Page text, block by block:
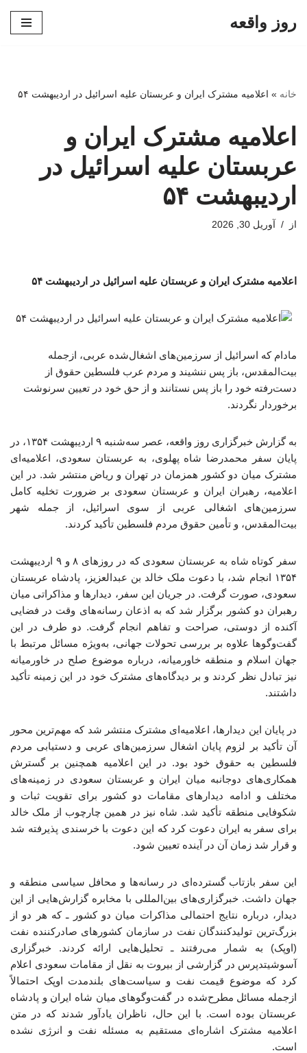
روز واقعه
خانه » اعلامیه مشترک ایران و عربستان علیه اسرائیل در اردیبهشت ۵۴
اعلامیه مشترک ایران و
عربستان علیه اسرائیل در
اردیبهشت ۵۴
از آوریل 30, 2026
اعلامیه مشترک ایران و عربستان علیه اسرائیل در اردیبهشت ۵۴
مادام که اسرائیل از سرزمین‌های اشغال‌شده عربی، ازجمله
بیت‌المقدس، باز پس ننشیند و مردم عرب فلسطین حقوق از
دست‌رفته خود را باز پس نستانند و از حق خود در تعیین سرنوشت
برخوردار نگردند.
به گزارش خبرگزاری روز واقعه، عصر سه‌شنبه ۹ اردیبهشت ۱۳۵۴، در
پایان سفر محمدرضا شاه پهلوی، به عربستان سعودی، اعلامیه‌ای
مشترک میان دو کشور همزمان در تهران و ریاض منتشر شد. در این
اعلامیه، رهبران ایران و عربستان سعودی بر ضرورت تخلیه کامل
سرزمین‌های اشغالی عربی از سوی اسرائیل، از جمله شهر
بیت‌المقدس، و تأمین حقوق مردم فلسطین تأکید کردند.
سفر کوتاه شاه به عربستان سعودی که در روزهای ۸ و ۹ اردیبهشت
۱۳۵۴ انجام شد، با دعوت ملک خالد بن عبدالعزیز، پادشاه عربستان
سعودی، صورت گرفت. در جریان این سفر، دیدارها و مذاکراتی میان
رهبران دو کشور برگزار شد که به اذعان رسانه‌های وقت در فضایی
آکنده از دوستی، صراحت و تفاهم انجام گرفت. دو طرف در این
گفت‌وگوها علاوه بر بررسی تحولات جهانی، به‌ویژه مسائل مرتبط با
جهان اسلام و منطقه خاورمیانه، درباره موضوع صلح در خاورمیانه
نیز تبادل نظر کردند و بر دیدگاه‌های مشترک خود در این زمینه تأکید
داشتند.
در پایان این دیدارها، اعلامیه‌ای مشترک منتشر شد که مهم‌ترین محور
آن تأکید بر لزوم پایان اشغال سرزمین‌های عربی و دستیابی مردم
فلسطین به حقوق خود بود. در این اعلامیه همچنین بر گسترش
همکاری‌های دوجانبه میان ایران و عربستان سعودی در زمینه‌های
مختلف و ادامه دیدارهای مقامات دو کشور برای تقویت ثبات و
شکوفایی منطقه تأکید شد. شاه نیز در همین چارچوب از ملک خالد
برای سفر به ایران دعوت کرد که این دعوت با خرسندی پذیرفته شد
و قرار شد زمان آن در آینده تعیین شود.
این سفر بازتاب گسترده‌ای در رسانه‌ها و محافل سیاسی منطقه و
جهان داشت. خبرگزاری‌های بین‌المللی با مخابره گزارش‌هایی از این
دیدار، درباره نتایج احتمالی مذاکرات میان دو کشور ـ که هر دو از
بزرگ‌ترین تولیدکنندگان نفت در سازمان کشورهای صادرکننده نفت
(اوپک) به شمار می‌رفتند ـ تحلیل‌هایی ارائه کردند. خبرگزاری
آسوشیتدپرس در گزارشی از بیروت به نقل از مقامات سعودی اعلام
کرد که موضوع قیمت نفت و سیاست‌های بلندمدت اوپک احتمالاً
ازجمله مسائل مطرح‌شده در گفت‌وگوهای میان شاه ایران و پادشاه
عربستان بوده است. با این حال، ناظران یادآور شدند که در متن
اعلامیه مشترک اشاره‌ای مستقیم به مسئله نفت و انرژی نشده
است.